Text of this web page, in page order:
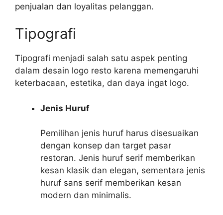
penjualan dan loyalitas pelanggan.
Tipografi
Tipografi menjadi salah satu aspek penting
dalam desain logo resto karena memengaruhi
keterbacaan, estetika, dan daya ingat logo.
Jenis Huruf
Pemilihan jenis huruf harus disesuaikan
dengan konsep dan target pasar
restoran. Jenis huruf serif memberikan
kesan klasik dan elegan, sementara jenis
huruf sans serif memberikan kesan
modern dan minimalis.